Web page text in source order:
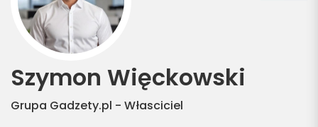
Szymon Więckowski
Grupa Gadzety.pl - Własciciel